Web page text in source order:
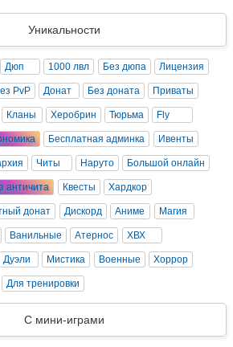
Уникальности
Дюп 1000 лвл Без дюпа Лицензия
PvP Донат Без доната Приваты
Кланы Херобрин Тюрьма Fly
Бесплатная админка Ивенты
Читы Наруто Большой онлайн
античита Квесты Хардкор
донат Дискорд Аниме Магия
Ванильные Атернос ХВХ
Дуэли Мистика Военные Хоррор
Для тренировки
С мини-играми